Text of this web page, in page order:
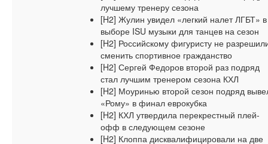
лучшему тренеру сезона
[H2] Жулин увидел «легкий налет ЛГБТ» в
выборе ISU музыки для танцев на сезон
[H2] Российскому фигуристу не
сменить спортивное гражданство
[H2] Сергей Федоров второй раз подряд
стал лучшим тренером сезона КХЛ
[H2] Моуринью второй сезон подряд
«Рому» в финал еврокубка
[H2] КХЛ утвердила перекрестный плей-
офф в следующем сезоне
[H2] Клоппа дисквалифицировали на две